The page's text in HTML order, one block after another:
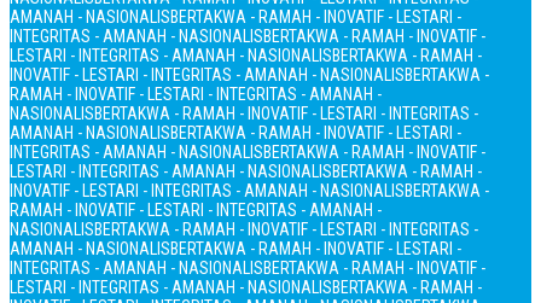
AMANAH - NASIONALISBERTAKWA - RAMAH - INOVATIF - LESTARI -
INTEGRITAS - AMANAH - NASIONALISBERTAKWA - RAMAH - INOVATIF -
LESTARI - INTEGRITAS - AMANAH - NASIONALISBERTAKWA - RAMAH -
INOVATIF - LESTARI - INTEGRITAS - AMANAH - NASIONALISBERTAKWA -
RAMAH - INOVATIF - LESTARI - INTEGRITAS - AMANAH -
NASIONALISBERTAKWA - RAMAH - INOVATIF - LESTARI - INTEGRITAS -
AMANAH - NASIONALISBERTAKWA - RAMAH - INOVATIF - LESTARI -
INTEGRITAS - AMANAH - NASIONALISBERTAKWA - RAMAH - INOVATIF -
LESTARI - INTEGRITAS - AMANAH - NASIONALISBERTAKWA - RAMAH -
INOVATIF - LESTARI - INTEGRITAS - AMANAH - NASIONALISBERTAKWA -
RAMAH - INOVATIF - LESTARI - INTEGRITAS - AMANAH -
NASIONALISBERTAKWA - RAMAH - INOVATIF - LESTARI - INTEGRITAS -
AMANAH - NASIONALISBERTAKWA - RAMAH - INOVATIF - LESTARI -
INTEGRITAS - AMANAH - NASIONALISBERTAKWA - RAMAH - INOVATIF -
LESTARI - INTEGRITAS - AMANAH - NASIONALISBERTAKWA - RAMAH -